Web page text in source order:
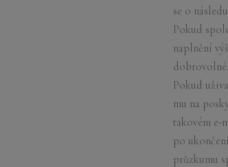
se o
Pokud
naplnění
dobrovolné.
Pokud
mu na
takovém e-
po
průzkumu